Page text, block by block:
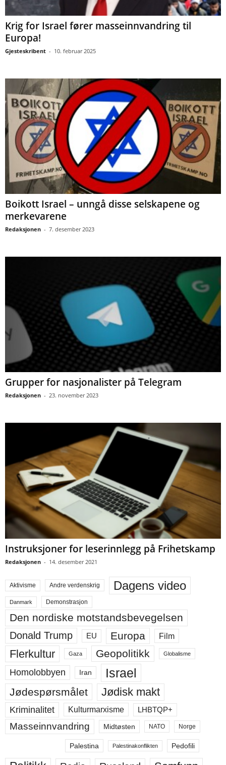
Krig for Israel fører masseinnvandring til
Europa!
Gjesteskribent - 10. februar 2025
Boikott Israel – unngå disse selskapene og
merkevarene
Redaksjonen - 7. desember 2023
Grupper for nasjonalister på Telegram
Redaksjonen - 23. november 2023
Instruksjoner for leserinnlegg på Frihetskamp
Redaksjonen - 14. desember 2021
Aktivisme Andre verdenskrig Dagens video
Danmark Demonstrasjon
Den nordiske motstandsbevegelsen
Donald Trump EU Europa Film
Flerkultur Gaza Geopolitikk Globalisme
Homolobbyen Iran Israel
Jødespørsmålet Jødisk makt
Kriminalitet Kulturmarxisme LHBTQP+
Masseinnvandring Midtøsten NATO Norge
Palestina Palestinakonflikten Pedofili